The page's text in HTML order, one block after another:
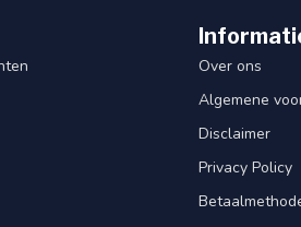
Over ons
Algemene
Disclaimer
Privacy Policy